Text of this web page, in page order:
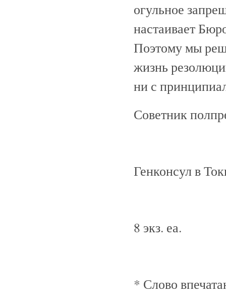
огульное
настаивает
Поэтому мы
жизнь
ни с
Советник
Генконсул в
8 экз. еа.
* Слово